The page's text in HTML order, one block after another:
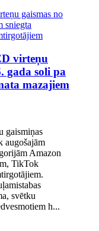
virteņu
gada soli pa
mazajiem
gaismiņas
augošajām
Amazon
TikTok
svētku
h...